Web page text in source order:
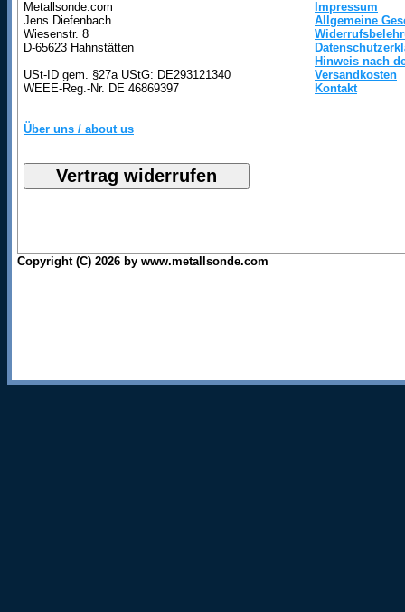
Metallsonde.com
Jens Diefenbach
Wiesenstr. 8
D-65623 Hahnstätten
USt-ID gem. §27a UStG: DE293121340
WEEE-Reg.-Nr. DE 46869397
Über uns / about us
Impressum
Allgemeine
Hinweis nach
Versandkosten
Kontakt
Copyright (C) 2026 by www.metallsonde.com